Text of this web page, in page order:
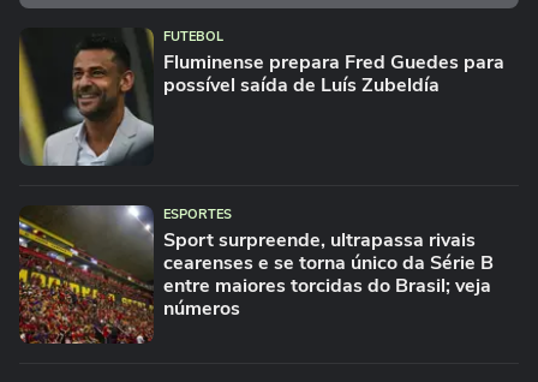
FUTEBOL
Fluminense prepara Fred Guedes para
possível saída de Luís Zubeldía
ESPORTES
Sport surpreende, ultrapassa rivais
cearenses e se torna único da Série B
entre maiores torcidas do Brasil; veja
números